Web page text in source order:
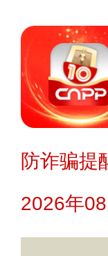
防诈骗提
2026年